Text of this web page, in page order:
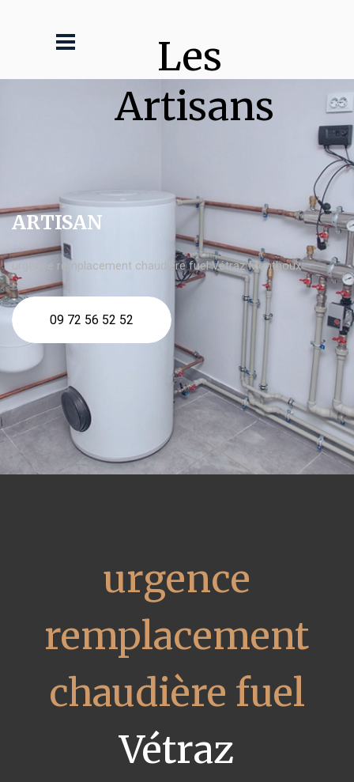
Les
Artisans
ARTISAN
urgence remplacement chaudière fuel Vétraz Monthoux
09 72 56 52 52
urgence
remplacement
chaudière fuel
Vétraz